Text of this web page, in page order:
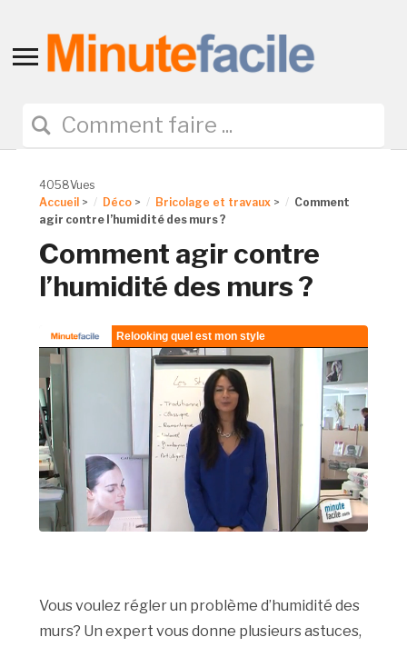
Toggle
navigation
4058Vues
Accueil > Déco > Bricolage et travaux >
Comment
agir contre l’humidité des murs ?
Comment agir contre
l’humidité des murs ?
Vous voulez régler un problème d’humidité des
murs? Un expert vous donne plusieurs astuces,